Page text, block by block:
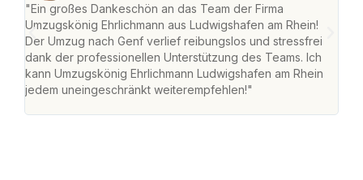
"Ein großes Dankeschön an das Team der Firma
Umzugskönig Ehrlichmann aus Ludwigshafen am Rhein!
Der Umzug nach Genf verlief reibungslos und stressfrei
dank der professionellen Unterstützung des Teams. Ich
kann Umzugskönig Ehrlichmann Ludwigshafen am Rhein
jedem uneingeschränkt weiterempfehlen!"